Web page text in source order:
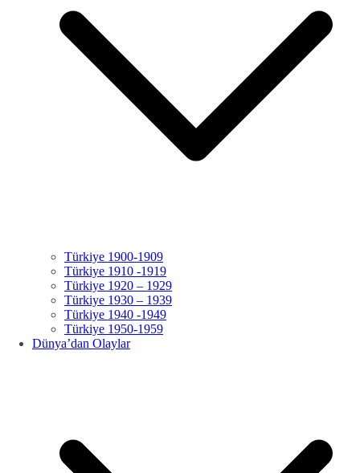
Türkiye 1900-1909
Türkiye 1910 -1919
Türkiye 1920 – 1929
Türkiye 1930 – 1939
Türkiye 1940 -1949
Türkiye 1950-1959
Dünya’dan Olaylar